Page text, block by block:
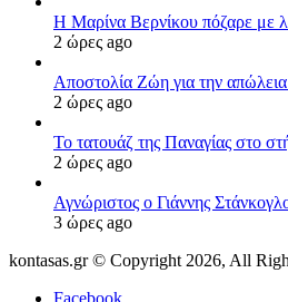
Η Μαρίνα Βερνίκου πόζαρε με
2 ώρες ago
Αποστολία Ζώη για την απώλεια
2 ώρες ago
Το τατουάζ της Παναγίας στο
2 ώρες ago
Αγνώριστος ο Γιάννης
3 ώρες ago
kontasas.gr © Copyright 2026, All
Facebook